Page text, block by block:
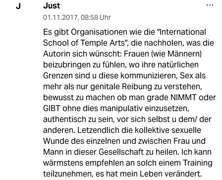
J Just
01.11.2017, 08:58 Uhr
Es gibt Organisationen wie die "International
School of Temple Arts", die nachholen, was die
Autorin sich wünscht: Frauen (wie Männern)
beizubringen zu fühlen, wo ihre natürlichen
Grenzen sind u diese kommunizieren, Sex als
mehr als nur genitale Reibung zu verstehen,
bewusst zu machen ob man grade NIMMT oder
GIBT ohne dies manipulativ einzusetzen,
authentisch zu sein, vor sich selbst u dem/ der
anderen. Letzendlich die kollektive sexuelle
Wunde des einzelnen und zwischen Frau und
Mann in dieser Gesellschaft zu heilen. Ich kann
wärmstens empfehlen an solch einem Training
teilzunehmen, es hat mein Leben verändert.